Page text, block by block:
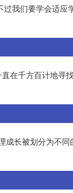
我们要学会适
在千方百计地寻
长被划分为不